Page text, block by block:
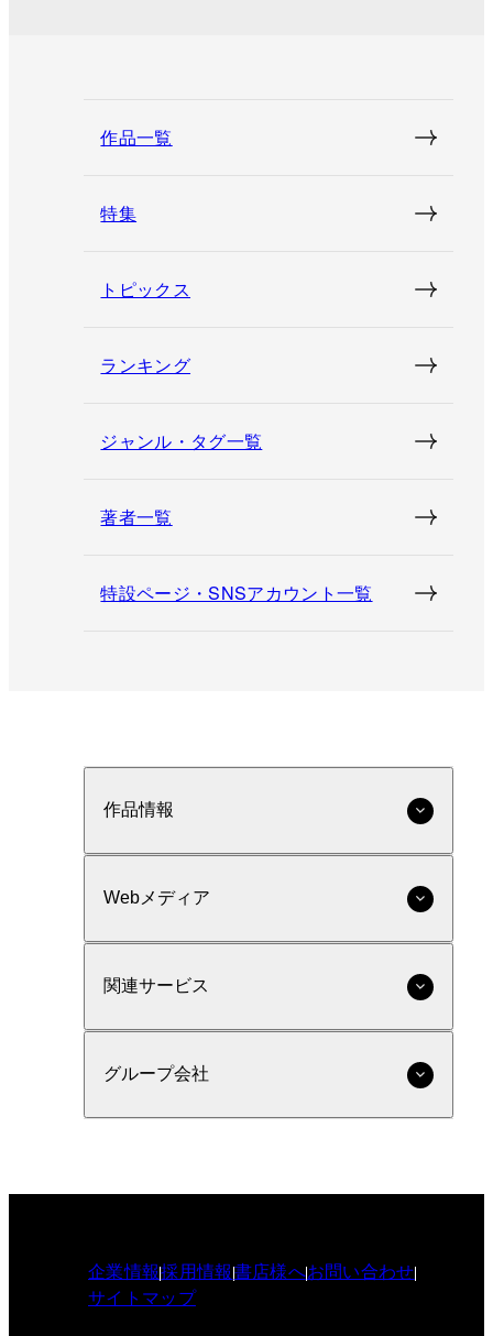
作品一覧
特集
トピックス
ランキング
ジャンル・タグ一覧
著者一覧
特設ページ・SNSアカウント一覧
作品情報
Webメディア
関連サービス
グループ会社
企業情報採用情報書店様へお問い合わせ
サイトマップ